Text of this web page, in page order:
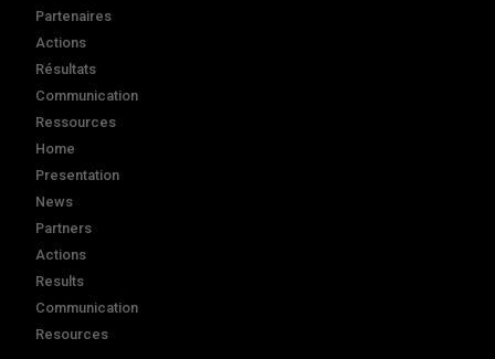
Partenaires
Actions
Résultats
Communication
Ressources
Home
Presentation
News
Partners
Actions
Results
Communication
Resources